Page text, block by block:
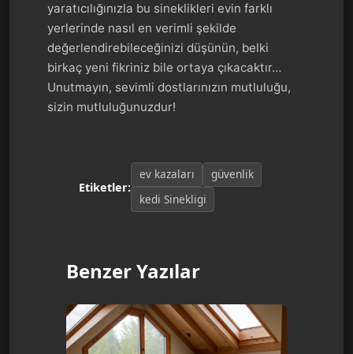
yaratıcılığınızla bu sineklikleri evin farklı
yerlerinde nasıl en verimli şekilde
değerlendirebileceğinizi düşünün, belki
birkaç yeni fikriniz bile ortaya çıkacaktır…
Unutmayın, sevimli dostlarınızın mutluluğu,
sizin mutluluğunuzdur!
Etiketler:
ev kazaları
güvenlik
kedi Sinekligi
Benzer Yazılar